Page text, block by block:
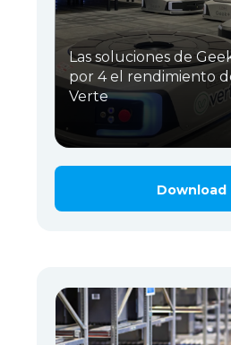
Las soluciones de
por 4 el rendimiento
Verte
Download